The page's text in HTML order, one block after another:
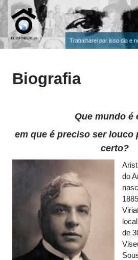
Trabalharei por isso dia e
Biografia
Que mundo é
em que é preciso ser louco
certo?
do
de